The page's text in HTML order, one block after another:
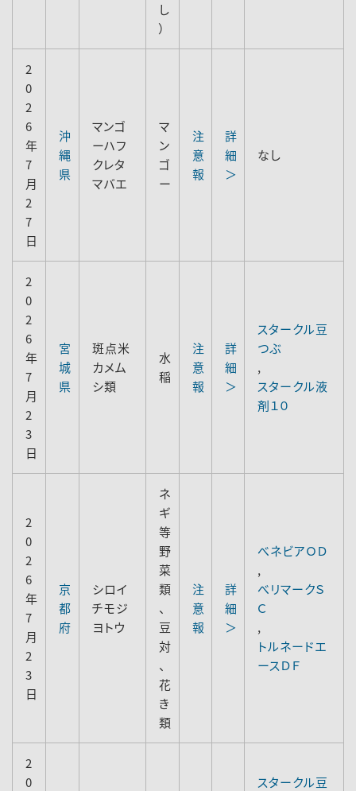
し
）
2
0
2
6
年
7
月
2
7
日
沖
縄
県
マンゴ
ーハフ
クレタ
マバエ
マ
ン
ゴ
ー
注
意
報
詳
細
＞
なし
2
0
2
6
年
7
月
2
3
日
宮
城
県
斑点米
カメム
シ類
水
稲
注
意
報
詳
細
＞
スタークル豆
つぶ
,
スタークル液
剤１０
2
0
2
6
年
7
月
2
3
日
京
都
府
シロイ
チモジ
ヨトウ
ネ
ギ
等
野
菜
類
、
豆
対
、
花
き
類
注
意
報
詳
細
＞
べネビアＯＤ
,
べリマークＳ
Ｃ
,
トルネードエ
ースＤＦ
2
0
スタークル豆